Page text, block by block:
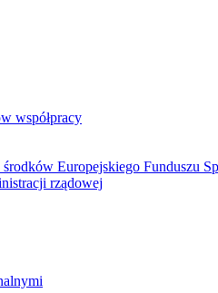
współpracy
Europejskiego Funduszu
rządowej